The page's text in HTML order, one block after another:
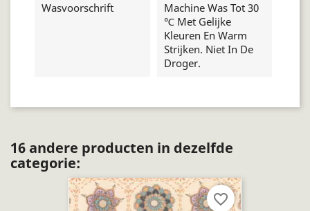
Wasvoorschrift
Machine Was Tot 30
℃ Met Gelijke
Kleuren En Warm
Strijken. Niet In De
Droger.
16 andere producten in dezelfde
categorie:
favorite_border